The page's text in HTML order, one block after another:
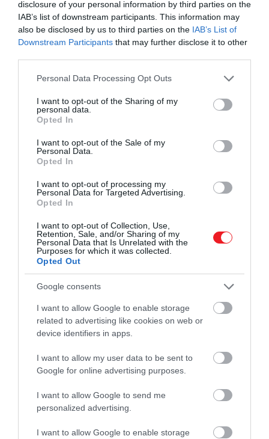
disclosure of your personal information by third parties on the
IAB’s list of downstream participants. This information may
also be disclosed by us to third parties on the IAB’s List of
Downstream Participants that may further disclose it to other
Please note that this website/app uses one or more Google
not limited to your visit or usage behaviour. You may click to
grant or deny consent to Google and its third-party tags to
use your data for below specified purposes in below Google
consent section.
Personal Data Processing Opt Outs
I want to opt-out of the Sharing of my
personal data.
Opted In
I want to opt-out of the Sale of my
Personal Data.
Opted In
I want to opt-out of processing my
Personal Data for Targeted Advertising.
Opted In
I want to opt-out of Collection, Use,
Retention, Sale, and/or Sharing of my
Personal Data that Is Unrelated with the
Purposes for which it was collected.
Opted Out
Google consents
I want to allow Google to enable storage
related to advertising like cookies on web or
device identifiers in apps.
I want to allow my user data to be sent to
Google for online advertising purposes.
I want to allow Google to send me
personalized advertising.
I want to allow Google to enable storage
görög élményt is belesűrítenénk
Matthieu Oger/Unsplash
Görögország legnagyobb szigete,
sokszínű, hogy szinte minden régiója külön úti
célnak tűnik.Nyugaton Chania velencei kikötője,
hangulatos sikátorai és Elafonissi rózsaszínes
homokja csábít, keleten pedig Sitia autentikus
tavernái és Vai pálmafás strandja ad nyugodtabb,
valamivelcsendesebb környezetbenkeresnénk,
Réthimno tengerparti városa jó választás
Agiósz Nikoláosz romantikus karakterét
régi stílusú kafeniók, vagyis görög kávézók, a
amelyet sokan „feneketlen tóként” emlegetnek.